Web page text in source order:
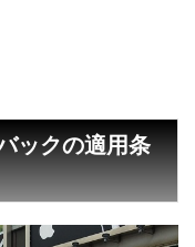
ックの適用条